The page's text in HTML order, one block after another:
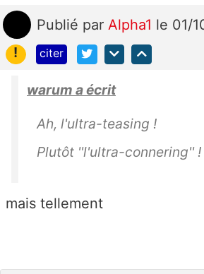
Publié par Alpha1 le 01/
!
citer
warum a écrit
Ah, l'ultra-teasing !
Plutôt ''l'ultra-connering'' !
mais tellement